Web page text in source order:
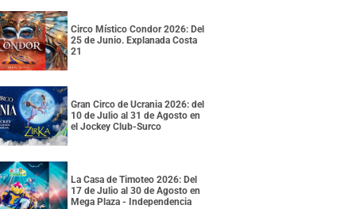
Circo Místico Condor 2026: Del
25 de Junio. Explanada Costa
21
Gran Circo de Ucrania 2026: del
10 de Julio al 31 de Agosto en
el Jockey Club-Surco
La Casa de Timoteo 2026: Del
17 de Julio al 30 de Agosto en
Mega Plaza - Independencia